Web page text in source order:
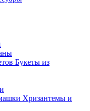
Букеты из
Хризантемы и